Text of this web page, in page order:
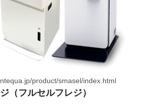
product/smasel/index.html
（フルセルフレジ）